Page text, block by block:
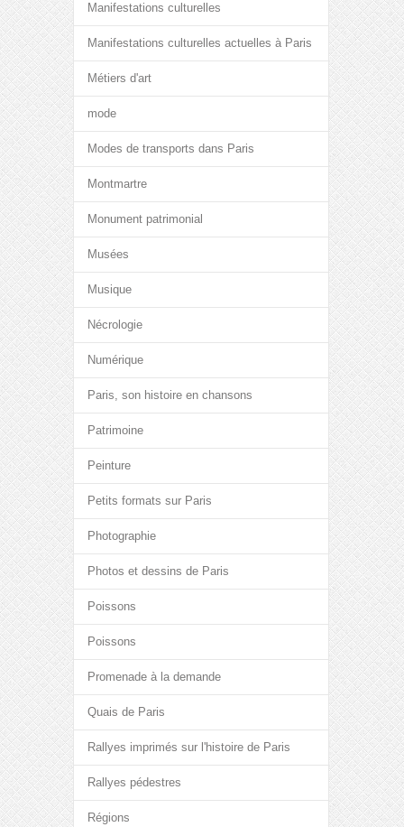
Manifestations culturelles
Manifestations culturelles actuelles à Paris
Métiers d'art
mode
Modes de transports dans Paris
Montmartre
Monument patrimonial
Musées
Musique
Nécrologie
Numérique
Paris, son histoire en chansons
Patrimoine
Peinture
Petits formats sur Paris
Photographie
Photos et dessins de Paris
Poissons
Poissons
Promenade à la demande
Quais de Paris
Rallyes imprimés sur l'histoire de Paris
Rallyes pédestres
Régions